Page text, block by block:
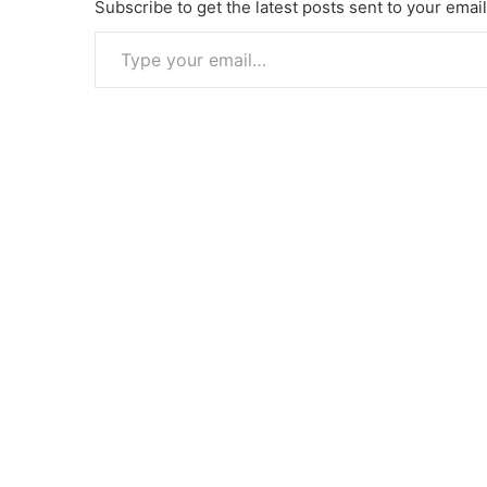
Subscribe to get the latest posts sent to your
Type your email…